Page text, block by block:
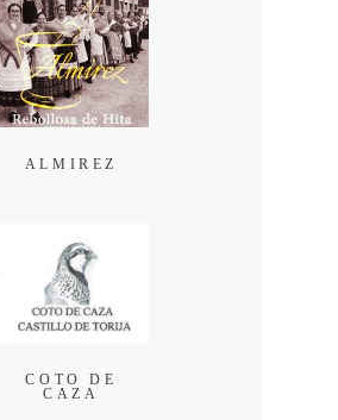
ALMIREZ
COTO DE
CAZA